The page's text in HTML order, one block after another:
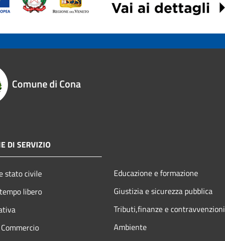
Comune di Cona
DI SERVIZIO
stato civile
libero
Educazione e formazione
Giustizia e sicurezza pubblica
Tributi,finanze e contravvenzioni
Ambiente